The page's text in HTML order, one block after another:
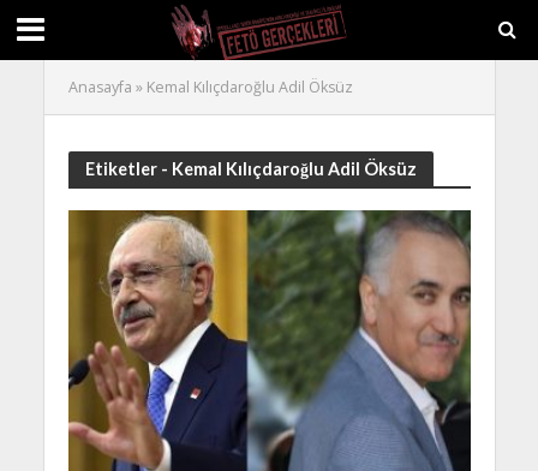
Anasayfa » Kemal Kılıçdaroğlu Adil Öksüz
Etiketler - Kemal Kılıçdaroğlu Adil Öksüz